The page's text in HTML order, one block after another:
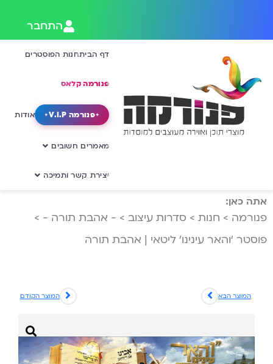
התחבר
דף הביתחנות הפוסטרים
פנורמה קלאס
פנורמה V.I.P אודות
מאמרים חשובים
יצירת קשר ותמיכה
אתה כאן:
פנורמה > חנות > סדרות עיצוב > - אהבת תורה - >
פוסטר ‘והאר עינינו’ ליטאי | אהבת תורה
המוצר הקודם המוצר הבא